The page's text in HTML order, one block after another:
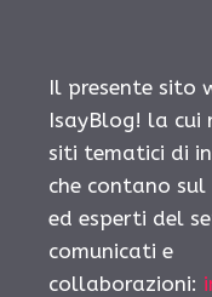
Il presente sito
IsayBlog! la cui
siti tematici di
che contano
ed esperti del
comunicati e
collaborazioni: